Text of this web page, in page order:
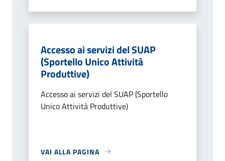
Accesso ai servizi del SUAP
(Sportello Unico Attività
Produttive)
Accesso ai servizi del SUAP (Sportello
Unico Attività Produttive)
VAI ALLA PAGINA